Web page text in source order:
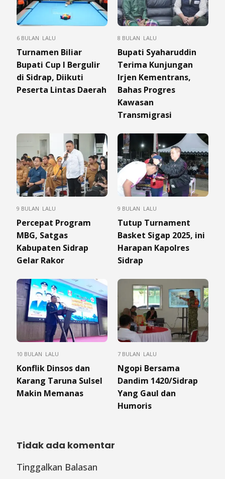
6 BULAN LALU
Turnamen Biliar
Bupati Cup I Bergulir
di Sidrap, Diikuti
Peserta Lintas Daerah
8 BULAN LALU
Bupati Syaharuddin
Terima Kunjungan
Irjen Kementrans,
Bahas Progres
Kawasan
Transmigrasi
9 BULAN LALU
Percepat Program
MBG, Satgas
Kabupaten Sidrap
Gelar Rakor
9 BULAN LALU
Tutup Turnament
Basket Sigap 2025, ini
Harapan Kapolres
Sidrap
10 BULAN LALU
Konflik Dinsos dan
Karang Taruna Sulsel
Makin Memanas
7 BULAN LALU
Ngopi Bersama
Dandim 1420/Sidrap
Yang Gaul dan
Humoris
Tidak ada komentar
Tinggalkan Balasan